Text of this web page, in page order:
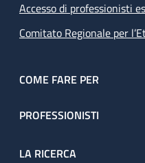
Accesso di professionisti
Comitato Regionale per
COME FARE PER
PROFESSIONISTI
LA RICERCA